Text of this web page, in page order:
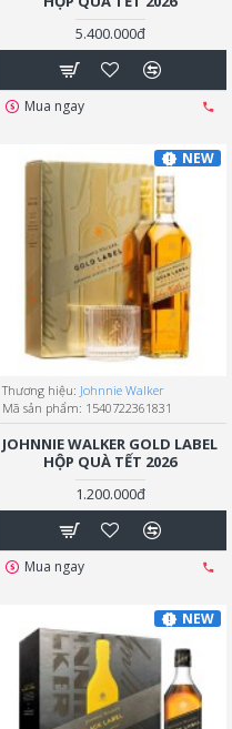
5.400.000đ
Mua ngay
NEW
Thương hiệu: Johnnie Walker
Mã sản phẩm: 1540722361831
JOHNNIE WALKER GOLD LABEL
HỘP QUÀ TẾT 2026
1.200.000đ
Mua ngay
NEW